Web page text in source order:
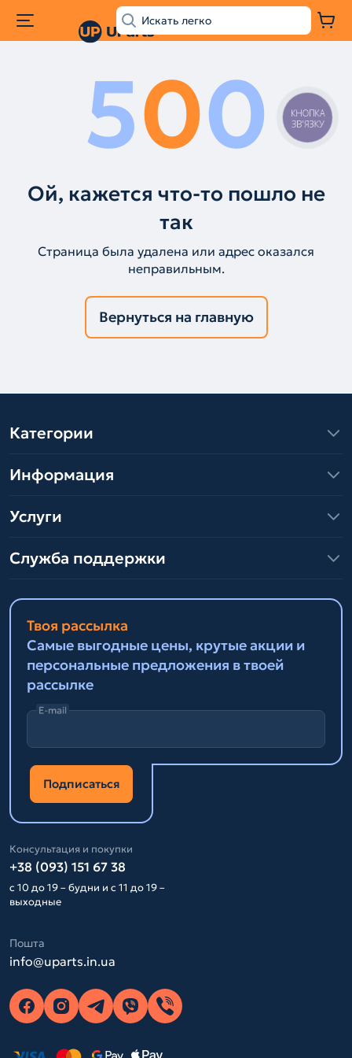
500
Ой, кажется что-то пошло не
так
Страница была удалена или адрес оказался
неправильным.
Вернуться на главную
Категории
Информация
Услуги
Служба поддержки
Твоя рассылка
Самые выгодные цены, крутые акции и
персональные предложения в твоей
рассылке
E-mail
Подписаться
Консультация и покупки
+38 (093) 151 67 38
с 10 до 19 – будни и с 11 до 19 –
выходные
Пошта
info@uparts.in.ua
КНОПКА
ЗВ'ЯЗКУ